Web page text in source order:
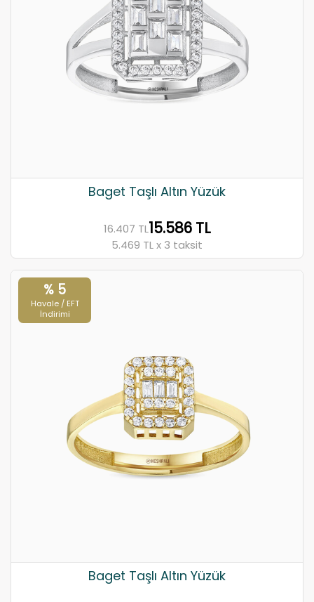
Baget Taşlı Altın Yüzük
16.407 TL15.586 TL
5.469 TL x 3 taksit
% 5
Havale / EFT
İndirimi
Baget Taşlı Altın Yüzük